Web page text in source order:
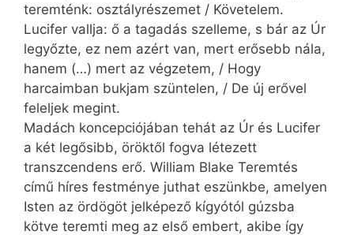
teremténk: osztályrészemet / Követelem.
Lucifer vallja: ő a tagadás szelleme, s bár az Úr
legyőzte, ez nem azért van, mert erősebb nála,
hanem (…) mert az végzetem, / Hogy
harcaimban bukjam szüntelen, / De új erővel
feleljek megint.
Madách koncepciójában tehát az Úr és Lucifer
a két legősibb, öröktől fogva létezett
transzcendens erő. William Blake Teremtés
című híres festménye juthat eszünkbe, amelyen
Isten az ördögöt jelképező kígyótól gúzsba
kötve teremti meg az első embert, akibe így